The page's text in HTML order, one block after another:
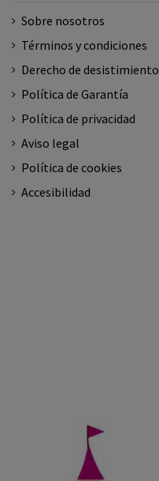
Sobre nosotros
Términos y condiciones
Derecho de desistimiento
Política de Garantía
Política de privacidad
Aviso legal
Política de cookies
Accesibilidad